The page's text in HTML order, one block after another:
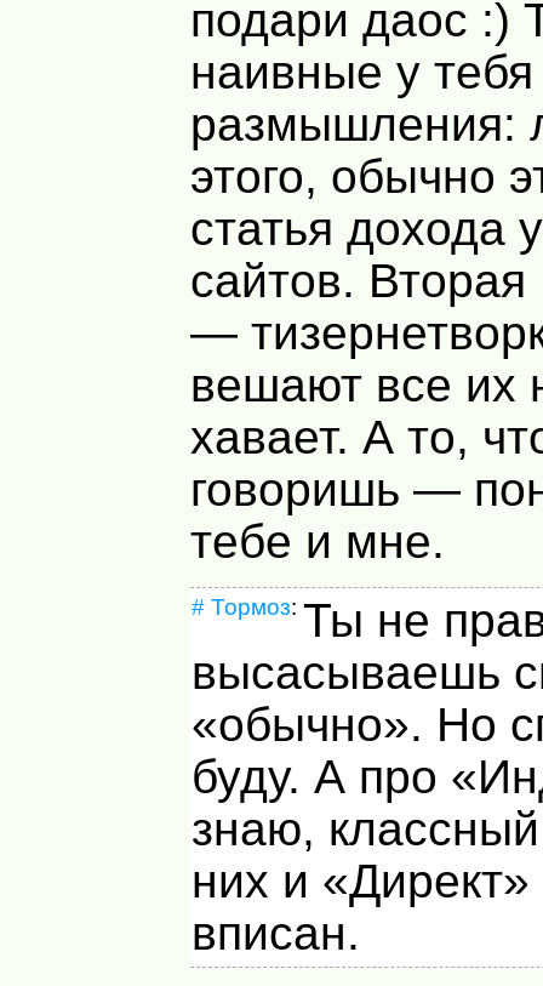
подари даос :)
наивные у тебя
размышления:
этого, обычно
статья дохода
сайтов. Вторая
—
вешают все их
хавает. А то,
говоришь —
тебе и мне.
# Тормоз:Ты не
высасываешь
«обычно». Но
буду. А про
знаю,
них и
вписан.